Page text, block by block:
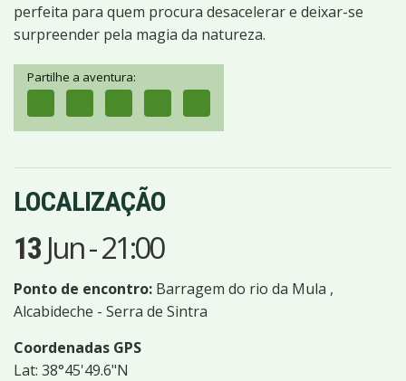
perfeita para quem procura desacelerar e deixar-se
surpreender pela magia da natureza.
Partilhe a aventura:
LOCALIZAÇÃO
13 Jun-21:00
Ponto de encontro: Barragem do rio da Mula ,
Alcabideche - Serra de Sintra
Coordenadas GPS
Lat: 38°45'49.6"N